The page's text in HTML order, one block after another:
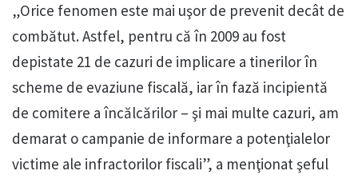
„Orice fenomen este mai uşor de prevenit decât de
combătut. Astfel, pentru că în 2009 au fost
depistate 21 de cazuri de implicare a tinerilor în
scheme de evaziune fiscală, iar în fază incipientă
de comitere a încălcărilor – şi mai multe cazuri, am
demarat o campanie de informare a potenţialelor
victime ale infractorilor fiscali”, a menţionat şeful